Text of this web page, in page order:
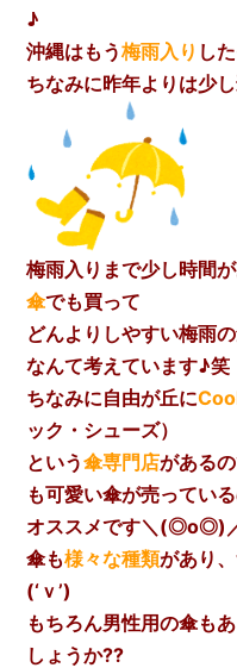
♪
沖縄はもう梅雨入り し
ちなみに昨年よりは少
梅雨入りまで少し時間
傘でも買って
どんよりしやすい梅雨
なんて考えています♪笑
ちなみに自由が丘に
ック・シューズ）
という傘専門店がある
も可愛い傘が売ってい
オススメです＼(◎o◎)
傘も様々な種類があり
(‘ｖ’)
もちろん男性用の傘も
しょうか??